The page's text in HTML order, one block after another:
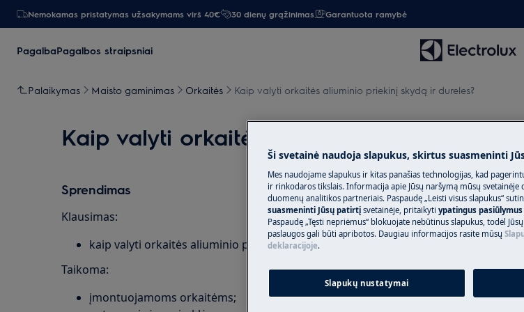
Nemokamas pristatymas užsakymams virš 40€ 30 dienų grąžinimas Garantuota ramybė
PagalbaPagalbos straipsniai
Palaikymas Maisto gaminimas Orkaitės Kaip valyti orkaitės aliuminio priekinį skydą ir dureles?
Kaip valyti orkaitės aliuminio priekinį
Sprendimas
Klausimas:
kaip valyti orkaitės aliuminio priekinį skydą ir dureles?
Taikoma:
įmontuojamoms orkaitėms;
Ši svetainė naudoja slapukus, skirtus suasmeninti
Mes naudojame slapukus ir kitas panašias technologijas, kad
ir rinkodaros tikslais. Informacija apie Jūsų naršymą mūsų
duomenų analitikos partneriais. Paspaudę „Leisti visus slapukus“
suasmeninti Jūsų patirtį svetainėje, pritaikyti ypatingus pasiūlymus
Paspaudę „Tęsti nepriėmus“ blokuojate nebūtinus slapukus, todėl
paslaugos gali būti apribotos. Daugiau informacijos rasite mūsų
deklaracijoje.
Slapukų nustatymai